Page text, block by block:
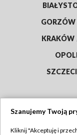
GORZÓW
KRAKÓW
Szanujemy Twoją
Kliknij "Akceptuję i